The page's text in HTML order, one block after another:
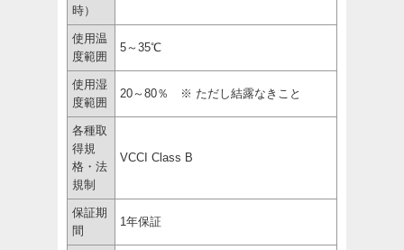
時）
使用温
度範囲
5～35℃
使用湿
度範囲
20～80％ ※ ただし結露なきこと
各種取
得規
格・法
規制
VCCI Class B
保証期
間
1年保証